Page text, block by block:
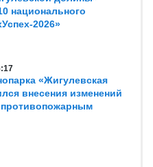
национального
2026»
«Жигулевская
внесения изменений